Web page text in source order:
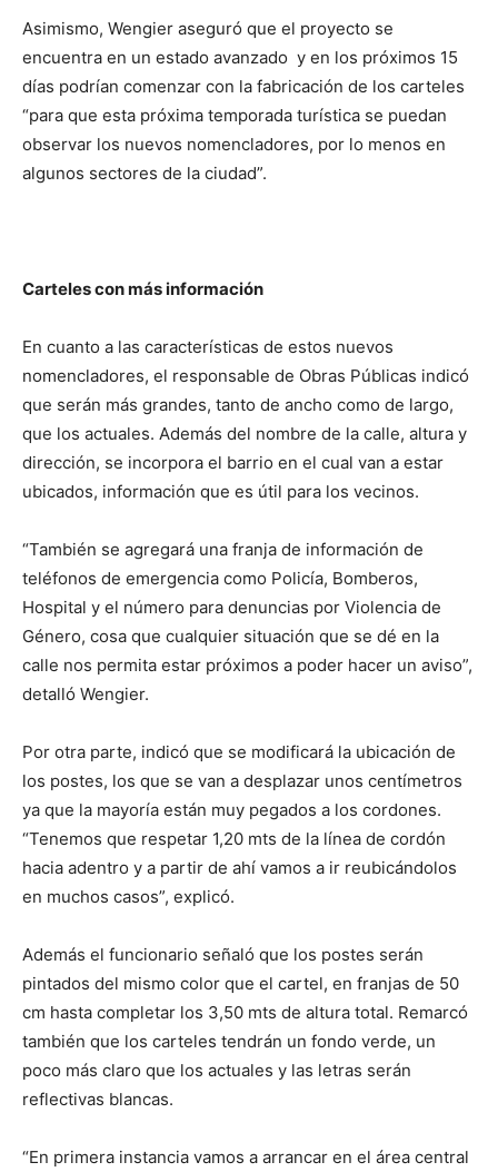
Asimismo, Wengier aseguró que el proyecto se
encuentra en un estado avanzado y en los próximos 15
días podrían comenzar con la fabricación de los carteles
“para que esta próxima temporada turística se puedan
observar los nuevos nomencladores, por lo menos en
algunos sectores de la ciudad”.
Carteles con más información
En cuanto a las características de estos nuevos
nomencladores, el responsable de Obras Públicas indicó
que serán más grandes, tanto de ancho como de largo,
que los actuales. Además del nombre de la calle, altura y
dirección, se incorpora el barrio en el cual van a estar
ubicados, información que es útil para los vecinos.
“También se agregará una franja de información de
teléfonos de emergencia como Policía, Bomberos,
Hospital y el número para denuncias por Violencia de
Género, cosa que cualquier situación que se dé en la
calle nos permita estar próximos a poder hacer un aviso”,
detalló Wengier.
Por otra parte, indicó que se modificará la ubicación de
los postes, los que se van a desplazar unos centímetros
ya que la mayoría están muy pegados a los cordones.
“Tenemos que respetar 1,20 mts de la línea de cordón
hacia adentro y a partir de ahí vamos a ir reubicándolos
en muchos casos”, explicó.
Además el funcionario señaló que los postes serán
pintados del mismo color que el cartel, en franjas de 50
cm hasta completar los 3,50 mts de altura total. Remarcó
también que los carteles tendrán un fondo verde, un
poco más claro que los actuales y las letras serán
reflectivas blancas.
“En primera instancia vamos a arrancar en el área central